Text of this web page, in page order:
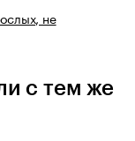
не
с тем же